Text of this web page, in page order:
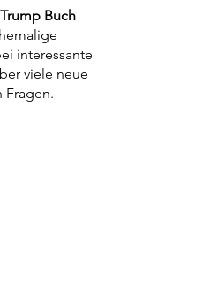
Buch
interessante
viele neue
Fragen.